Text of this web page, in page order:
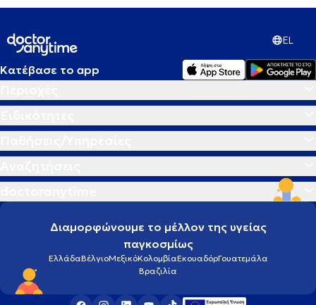
EL
Κατέβασε το app
Διαμορφώνουμε το μέλλον της υγείας
παγκοσμίως
ΕλλάδαΒέλγιοΜεξικόΚολομβίαΕκουαδόρΓουατεμάλα
Βραζιλία